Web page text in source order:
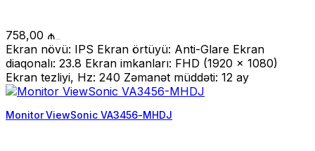
758,00 ₼
Ekran növü: IPS Ekran örtüyü: Anti-Glare Ekran
diaqonalı: 23.8 Ekran imkanları: FHD (1920 x 1080)
Ekran tezliyi, Hz: 240 Zəmanət müddəti: 12 ay
Monitor ViewSonic VA3456-MHDJ